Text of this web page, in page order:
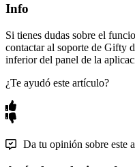
Info
Si tienes dudas sobre el
contactar al soporte de Gifty
inferior del panel de la
¿Te ayudó este artículo?
Da tu opinión sobre este